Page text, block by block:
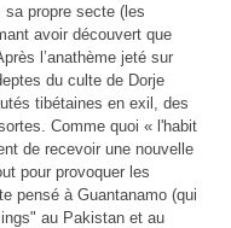
propre secte (les
avoir découvert que
l’anathème jeté sur
du culte de Dorje
tibétaines en exil, des
Comme quoi « l'habit
de recevoir une nouvelle
pour provoquer les
pensé à Guantanamo (qui
au Pakistan et au